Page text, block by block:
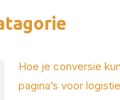
Hoe je conversie
pagina’s voor